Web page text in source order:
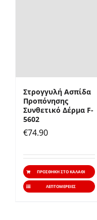
Στρογγυλή Ασπίδα
Προπόνησης
Συνθετικό Δέρμα F-
5602
€74.90
ΠΡΟΣΘΉΚΗ ΣΤΟ ΚΑΛΆΘΙ
ΛΕΠΤΟΜΈΡΕΙΕΣ